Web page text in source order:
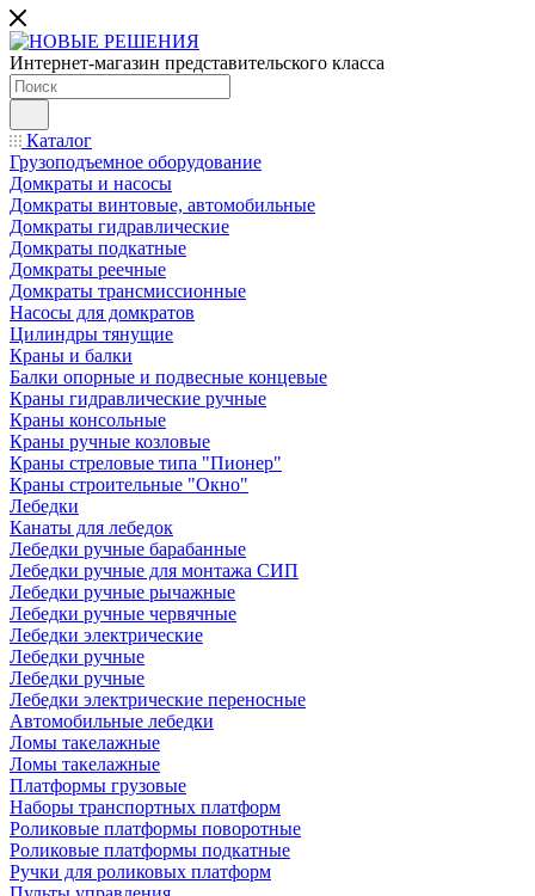
Интернет-магазин представительского класса
Каталог
Грузоподъемное оборудование
Домкраты и насосы
Домкраты винтовые, автомобильные
Домкраты гидравлические
Домкраты подкатные
Домкраты реечные
Домкраты трансмиссионные
Насосы для домкратов
Цилиндры тянущие
Краны и балки
Балки опорные и подвесные концевые
Краны гидравлические ручные
Краны консольные
Краны ручные козловые
Краны стреловые типа "Пионер"
Краны строительные "Окно"
Лебедки
Канаты для лебедок
Лебедки ручные барабанные
Лебедки ручные для монтажа СИП
Лебедки ручные рычажные
Лебедки ручные червячные
Лебедки электрические
Лебедки ручные
Лебедки ручные
Лебедки электрические переносные
Автомобильные лебедки
Ломы такелажные
Ломы такелажные
Платформы грузовые
Наборы транспортных платформ
Роликовые платформы поворотные
Роликовые платформы подкатные
Ручки для роликовых платформ